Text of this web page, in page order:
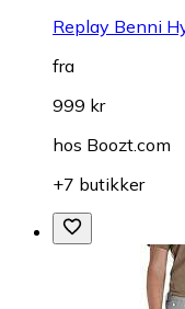
Replay Benni
fra
999 kr
hos Boozt.com
+7 butikker